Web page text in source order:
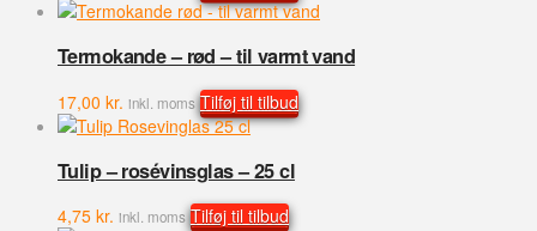
Termokande – rød – til varmt vand
17,00 kr. inkl. moms Tilføj til tilbud
Tulip – rosévinsglas – 25 cl
4,75 kr. inkl. moms Tilføj til tilbud